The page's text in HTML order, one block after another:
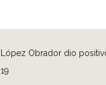
López Obrador dio
19